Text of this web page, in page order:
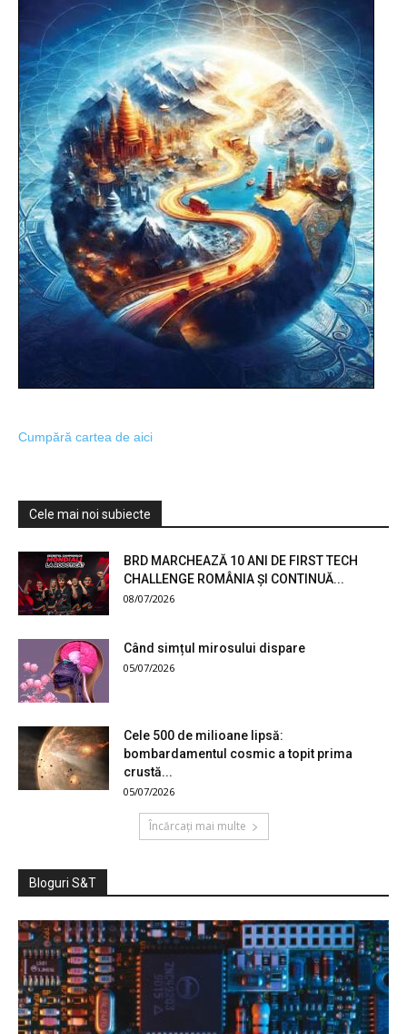
Cumpără cartea de aici
Cele mai noi subiecte
BRD MARCHEAZĂ 10 ANI DE FIRST TECH
CHALLENGE ROMÂNIA ȘI CONTINUĂ...
08/07/2026
Când simțul mirosului dispare
05/07/2026
Cele 500 de milioane lipsă:
bombardamentul cosmic a topit prima
crustă...
05/07/2026
Încărcați mai multe
Bloguri S&T